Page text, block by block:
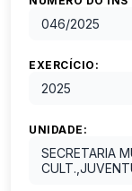
046/2025
EXERCÍCIO:
2025
UNIDADE:
SECRETARIA